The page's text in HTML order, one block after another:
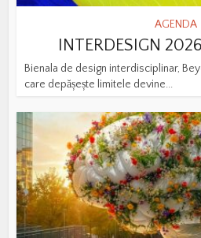
AGENDA
INTERDESIGN
Bienala de design interdisciplinar,
care depășește limitele devine...